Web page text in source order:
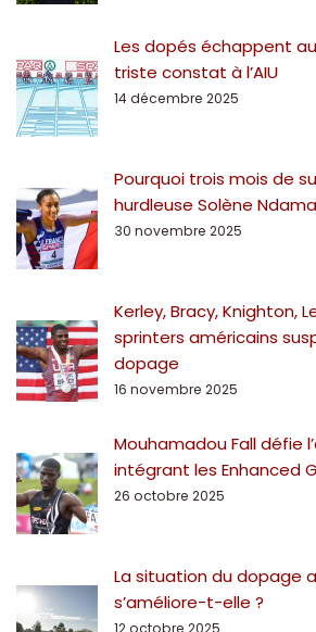
Les dopés échappent
triste constat à l’AIU
14 décembre 2025
Pourquoi trois mois de
hurdleuse Solène
30 novembre 2025
Kerley, Bracy, Knighton,
sprinters américains
dopage
16 novembre 2025
Mouhamadou Fall défie
intégrant les Enhanced
26 octobre 2025
La situation du dopage
s’améliore-t-elle ?
12 octobre 2025